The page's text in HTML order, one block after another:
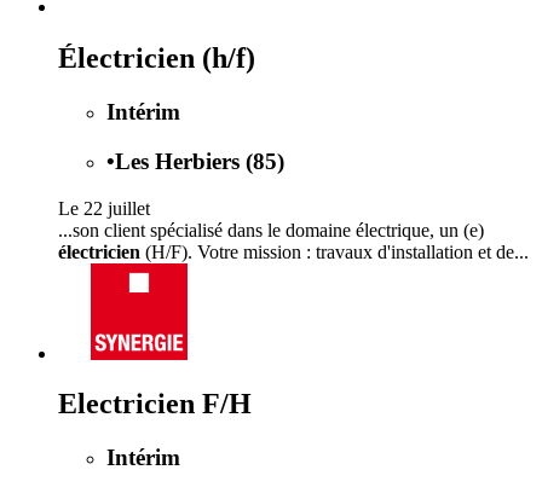
Électricien (h/f)
Intérim
•Les Herbiers (85)
Le 22 juillet
...son client spécialisé dans le domaine électrique, un (e)
électricien (H/F). Votre mission : travaux d'installation et de...
Electricien F/H
Intérim